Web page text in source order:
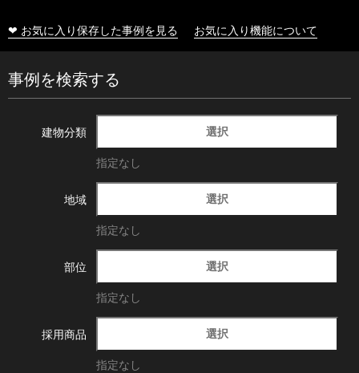
❤ お気に入り保存した事例を見る お気に入り機能について
事例を検索する
建物分類 選択
指定なし
地域 選択
指定なし
部位 選択
指定なし
採用商品 選択
指定なし